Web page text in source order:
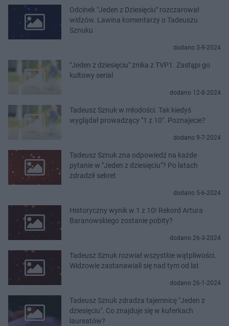
Odcinek "Jeden z Dziesięciu" rozczarował
widzów. Lawina komentarzy o Tadeuszu
Sznuku
dodano 3-9-2024
"Jeden z dziesięciu" znika z TVP1. Zastąpi go
kultowy serial
dodano 12-8-2024
Tadeusz Sznuk w młodości. Tak kiedyś
wyglądał prowadzący "1 z 10". Poznajecie?
dodano 9-7-2024
Tadeusz Sznuk zna odpowiedź na każde
pytanie w "Jeden z dziesięciu"? Po latach
zdradził sekret
dodano 5-6-2024
Historyczny wynik w 1 z 10! Rekord Artura
Baranowskiego zostanie pobity?
dodano 26-3-2024
Tadeusz Sznuk rozwiał wszystkie wątpliwości.
Widzowie zastanawiali się nad tym od lat
dodano 26-1-2024
Tadeusz Sznuk zdradza tajemnicę "Jeden z
dziesięciu". Co znajduje się w kuferkach
laureatów?